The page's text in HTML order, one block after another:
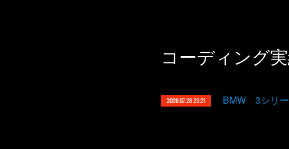
コーディング
2026.07.28 23:21 BMW 3シリ